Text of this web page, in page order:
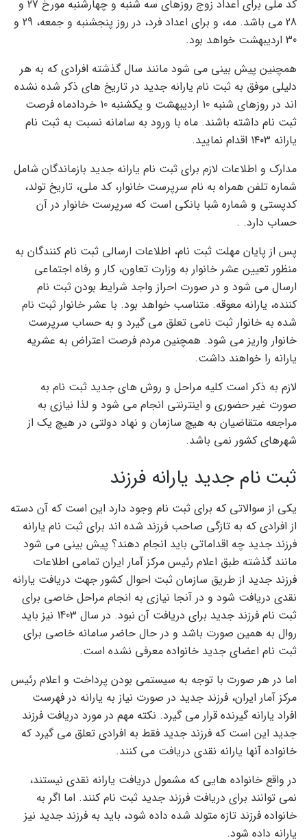
کد ملی برای اعداد زوج روزهای سه شنبه و چهارشنبه مورخ 27 و
28 می باشد. مه، و برای اعداد فرد، در روز پنجشنبه و جمعه، 29 و
30 اردیبهشت خواهد بود.
همچنین پیش بینی می شود مانند سال گذشته افرادی که به هر
دلیلی موفق به ثبت نام یارانه جدید در تاریخ های ذکر شده نشده
اند در روزهای شنبه 10 اردیبهشت و یکشنبه 10 خردادماه فرصت
ثبت نام داشته باشند. ماه با ورود به سامانه نسبت به ثبت نام
یارانه ۱۴۰۳ اقدام نمایید.
مدارک و اطلاعات لازم برای ثبت نام یارانه جدید بازماندگان شامل
شماره تلفن همراه به نام سرپرست خانوار، کد ملی، تاریخ تولد،
کدپستی و شماره شبا بانکی است که سرپرست خانوار در آن
حساب دارد. .
پس از پایان مهلت ثبت نام، اطلاعات ارسالی ثبت نام کنندگان به
منظور تعیین عشر خانوار به وزارت تعاون، کار و رفاه اجتماعی
ارسال می شود و در صورت احراز واجد شرایط بودن ثبت نام
کننده، یارانه معوقه. متناسب خواهد بود. با عشر خانوار ثبت نام
شده به خانوار ثبت نامی تعلق می گیرد و به حساب سرپرست
خانوار واریز می شود. همچنین مردم فرصت اعتراض به عشریه
یارانه را خواهند داشت.
لازم به ذکر است کلیه مراحل و روش های جدید ثبت نام به
صورت غیر حضوری و اینترنتی انجام می شود و لذا نیازی به
مراجعه متقاضیان به هیچ سازمان و نهاد دولتی در هیچ یک از
شهرهای کشور نمی باشد.
ثبت نام جدید یارانه فرزند
یکی از سوالاتی که برای ثبت نام وجود دارد این است که آن دسته
از افرادی که به تازگی صاحب فرزند شده اند برای ثبت نام یارانه
فرزند جدید چه اقداماتی باید انجام دهند؟ پیش بینی می شود
مانند گذشته طبق اعلام رئیس مرکز آمار ایران تمامی اطلاعات
فرزند جدید از طریق سازمان ثبت احوال کشور جهت دریافت یارانه
نقدی دریافت شود و در آنجا نیازی به انجام مراحل خاصی برای
ثبت نام فرزند جدید برای دریافت آن نبود. در سال 1403 نیز باید
روال به همین صورت باشد و در حال حاضر سامانه خاصی برای
ثبت نام اعضای جدید خانواده معرفی نشده است.
اما در هر صورت با توجه به سیستمی بودن پرداخت و اعلام رئیس
مرکز آمار ایران، فرزند جدید در صورت نیاز به یارانه در فهرست
افراد یارانه گیرنده قرار می گیرد. نکته مهم در مورد دریافت فرزند
جدید این است که فرزند جدید فقط به افرادی تعلق می گیرد که
خانواده آنها یارانه نقدی دریافت می کنند.
در واقع خانواده هایی که مشمول دریافت یارانه نقدی نیستند،
نمی توانند برای دریافت فرزند جدید ثبت نام کنند. اما اگر به
خانواده فرزند تازه متولد شده داده شود، باید به فرزند جدید نیز
یارانه داده شود.